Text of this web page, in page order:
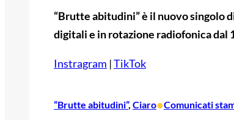
“Brutte abitudini” è il nuovo singolo
digitali e in rotazione radiofonica dal
Instragram |TikTok
“Brutte abitudini”, Ciaro•Comunicati